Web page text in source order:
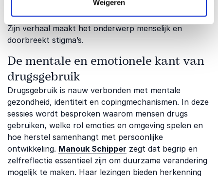
Weigeren
onderwerp en laat zien hoe eerlijkheid, discipline en
steun kunnen bijdragen aan een nieuw perspectief.
Zijn verhaal maakt het onderwerp menselijk en
doorbreekt stigma’s.
De mentale en emotionele kant van
drugsgebruik
Drugsgebruik is nauw verbonden met mentale
gezondheid, identiteit en copingmechanismen. In deze
sessies wordt besproken waarom mensen drugs
gebruiken, welke rol emoties en omgeving spelen en
hoe herstel samenhangt met persoonlijke
ontwikkeling. Manouk Schipper zegt dat begrip en
zelfreflectie essentieel zijn om duurzame verandering
mogelijk te maken. Haar lezingen bieden herkenning